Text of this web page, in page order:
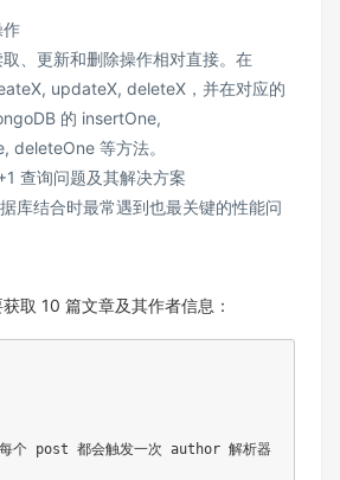
作
、更新和删除操作相对直接。在
updateX, deleteX，并在对应的
的 insertOne,
等方法。
查询问题及其解决方案
库结合时最常遇到也最关键的性能问
取 10 篇文章及其作者信息：
个 post 都会触发一次 author 解析器